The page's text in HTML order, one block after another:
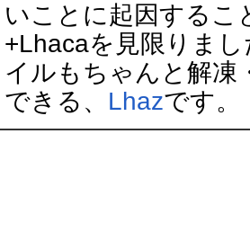
いことに起因するこ
+Lhacaを見限りま
イルもちゃんと解凍
できる、 Lhazです。